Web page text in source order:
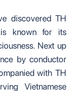
discovered TH
is known for its
Next up
by conductor
with TH
Vietnamese